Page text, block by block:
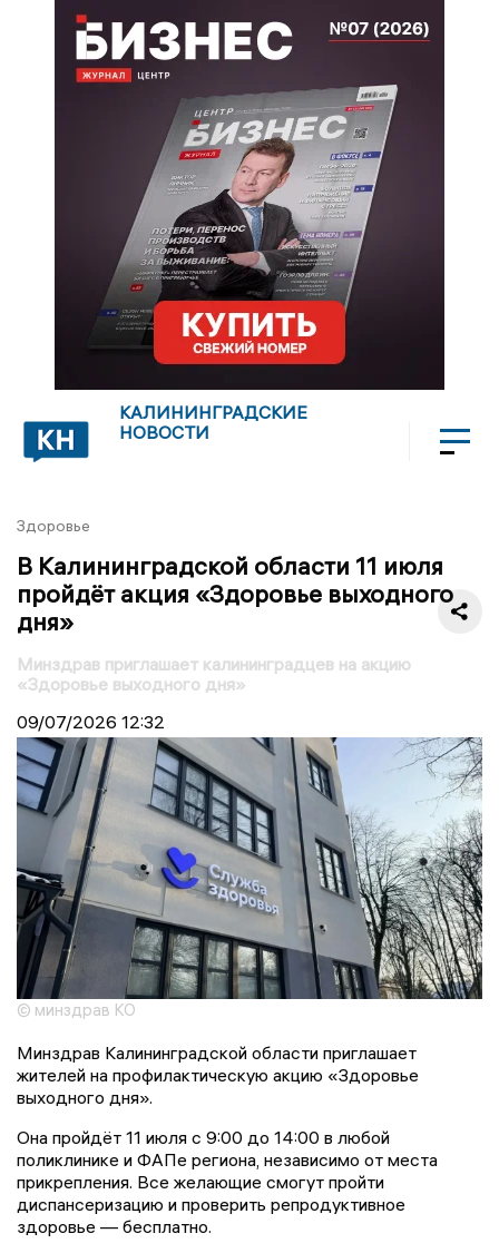
КАЛИНИНГРАДСКИЕ
НОВОСТИ
Здоровье
В Калининградской области 11 июля
пройдёт акция «Здоровье выходного
дня»
Минздрав приглашает калининградцев на акцию
«Здоровье выходного дня»
09/07/2026 12:32
© минздрав КО
Минздрав Калининградской области приглашает
жителей на профилактическую акцию «Здоровье
выходного дня».
Она пройдёт 11 июля с 9:00 до 14:00 в любой
поликлинике и ФАПе региона, независимо от места
прикрепления. Все желающие смогут пройти
диспансеризацию и проверить репродуктивное
здоровье — бесплатно.